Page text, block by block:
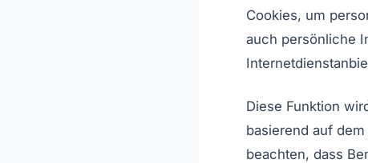
Cookies, um
auch persönliche
Diese Funktion
basierend auf
beachten, dass